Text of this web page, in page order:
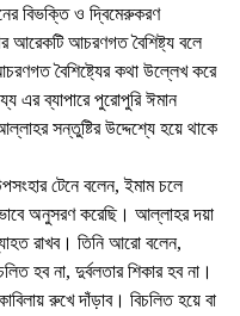
বিভক্তি ও দ্বিমেরুকরণ
আরেকটি আচরণগত বৈশিষ্ট্য বলে
বৈশিষ্ট্যের কথা উল্লেখ করে
এর ব্যাপারে পুরোপুরি ঈমান
সন্তুষ্টির উদ্দেশ্যে হয়ে থাকে
টেনে বলেন, ইমাম চলে
অনুসরণ করেছি। আল্লাহর দয়া
রাখব। তিনি আরো বলেন,
হব না, দুর্বলতার শিকার হব না।
রুখে দাঁড়াব। বিচলিত হয়ে বা